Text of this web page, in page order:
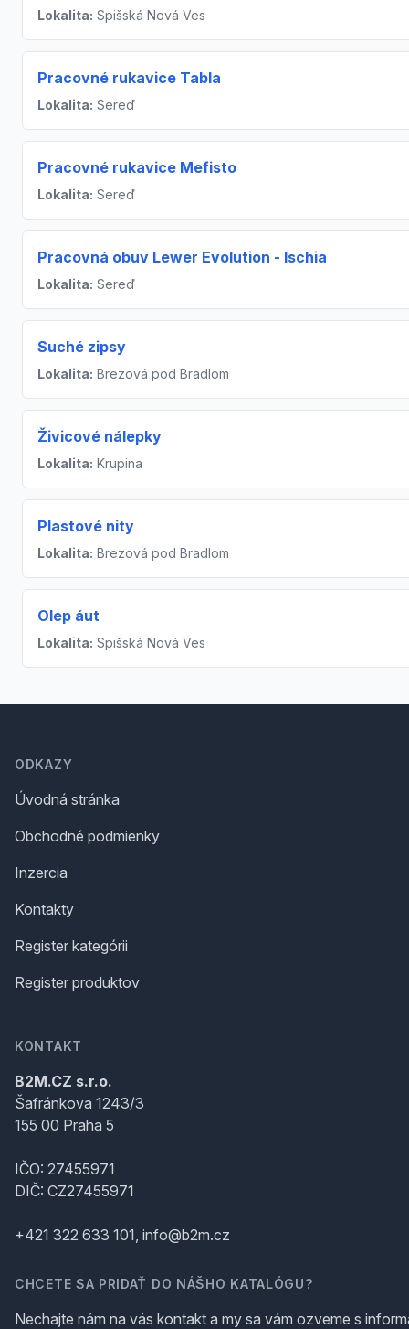
Lokalita: Spišská Nová Ves
Pracovné rukavice Tabla
Lokalita: Sereď
Pracovné rukavice Mefisto
Lokalita: Sereď
Pracovná obuv Lewer Evolution - Ischia
Lokalita: Sereď
Suché zipsy
Lokalita: Brezová pod Bradlom
Živicové nálepky
Lokalita: Krupina
Plastové nity
Lokalita: Brezová pod Bradlom
Olep áut
Lokalita: Spišská Nová Ves
ODKAZY
Úvodná stránka
Obchodné podmienky
Inzercia
Kontakty
Register kategórii
Register produktov
KONTAKT
B2M.CZ s.r.o.
Šafránkova 1243/3
155 00 Praha 5
IČO: 27455971
DIČ: CZ27455971
+421 322 633 101, info@b2m.cz
CHCETE SA PRIDAŤ DO NÁŠHO KATALÓGU?
Nechajte nám na vás kontakt a my sa vám ozveme s